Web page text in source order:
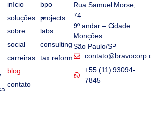
bpo
projects
labs
consulting
tax reform
início
soluções
sobre
social
carreiras
blog
contato
Rua Samuel Morse,
74
9º andar – Cidade
Monções
São Paulo/SP
+55 (11) 93094-
7845